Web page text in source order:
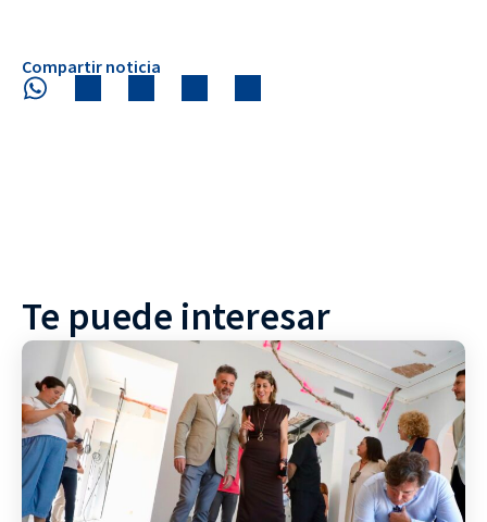
Compartir noticia
Te puede interesar